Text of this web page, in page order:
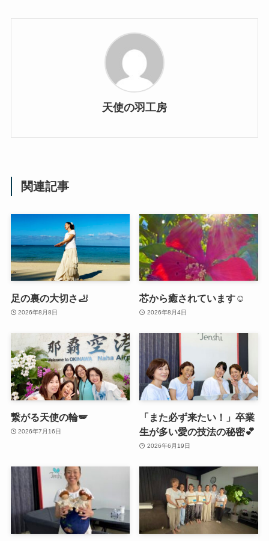
天使の羽工房
関連記事
足の裏の大切さ🦶
2026年8月8日
芯から癒されています☺️
2026年8月4日
繋がる天使の輪🪽
2026年7月16日
「また必ず来たい！」卒業
生が多い愛の技法の秘密💕
2026年6月19日